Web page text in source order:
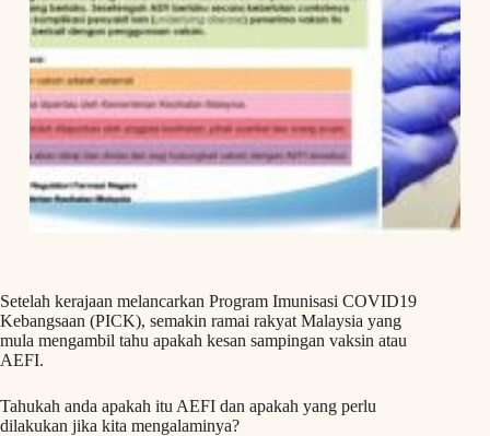
Setelah kerajaan melancarkan Program Imunisasi COVID19
Kebangsaan (PICK), semakin ramai rakyat Malaysia yang
mula mengambil tahu apakah kesan sampingan vaksin atau
AEFI.
Tahukah anda apakah itu AEFI dan apakah yang perlu
dilakukan jika kita mengalaminya?